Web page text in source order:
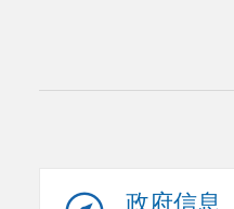
政府信息